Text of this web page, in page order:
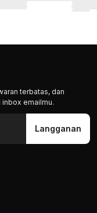
terbatas, dan
inbox emailmu.
Langganan